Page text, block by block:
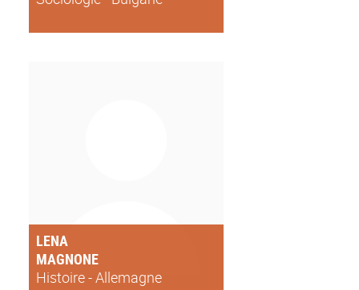
LENA
MAGNONE
Histoire - Allemagne